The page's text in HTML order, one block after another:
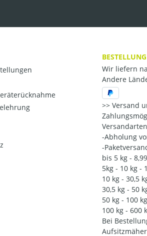
Wir liefern
Andere
Versand
-Abholung
-
bis 5 kg -
5kg - 10 kg -
10 kg - 30,5
30,5 kg - 50
50 kg - 100
100 kg - 600
Bei